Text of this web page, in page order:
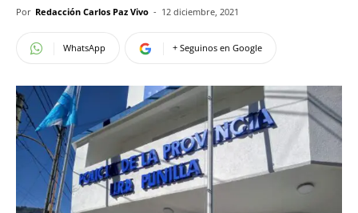
Por Redacción Carlos Paz Vivo - 12 diciembre, 2021
WhatsApp + Seguinos en Google